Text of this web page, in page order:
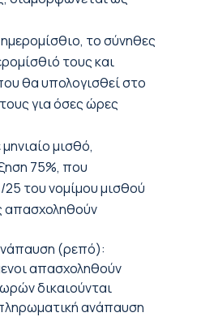
, το σύνηθες
τους και
θα υπολογισθεί στο
για όσες ώρες
μισθό,
75%, που
25 του νομίμου μισθού
απασχοληθούν
(ρεπό):
απασχοληθούν
δικαιούνται
ανάπαυση